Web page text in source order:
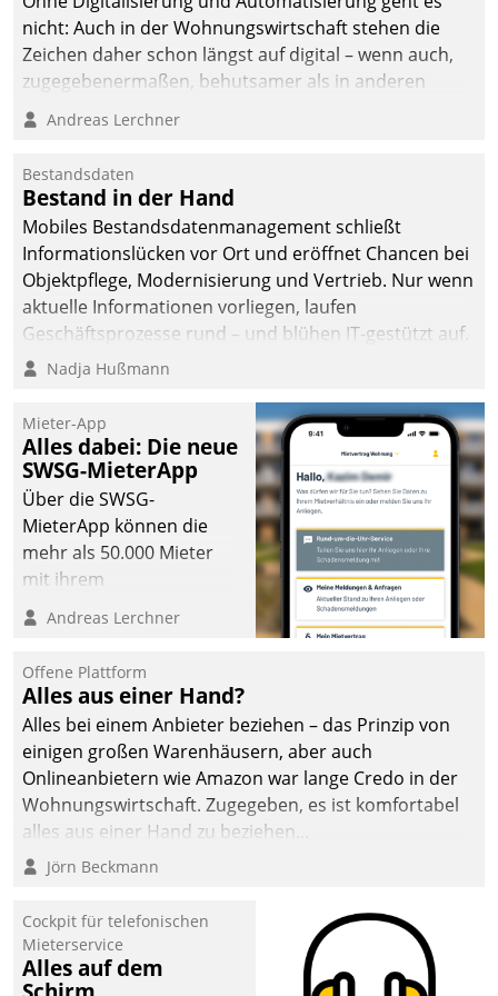
nicht: Auch in der Wohnungswirtschaft stehen die
Zeichen daher schon längst auf digital – wenn auch,
zugegebenermaßen, behutsamer als in anderen
Branchen.
Andreas Lerchner
Bestandsdaten
Bestand in der Hand
Mobiles Bestandsdatenmanagement schließt
Informationslücken vor Ort und eröffnet Chancen bei
Objektpflege, Modernisierung und Vertrieb. Nur wenn
aktuelle Informationen vorliegen, laufen
Geschäftsprozesse rund – und blühen IT-gestützt auf.
Nadja Hußmann
Mieter-App
Alles dabei: Die neue
SWSG-MieterApp
Über die SWSG-
MieterApp können die
mehr als 50.000 Mieter
mit ihrem
Wohnungsunternehmen
kommunizieren, auf dem
einsehen und ändern
oder
Schadensmeldungen
abgeben – rund um die
Uhr.
Andreas Lerchner
Offene Plattform
Alles aus einer Hand?
Alles bei einem Anbieter beziehen – das Prinzip von
einigen großen Warenhäusern, aber auch
Onlineanbietern wie Amazon war lange Credo in der
Wohnungswirtschaft. Zugegeben, es ist komfortabel
alles aus einer Hand zu beziehen...
Jörn Beckmann
Cockpit für telefonischen
Mieterservice
Alles auf dem